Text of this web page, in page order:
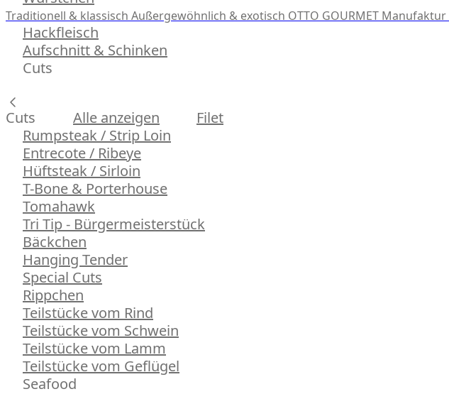
Traditionell & klassisch Außergewöhnlich & exotisch OTTO GOURMET Manufaktur
Hackfleisch
Aufschnitt & Schinken
Cuts
Cuts Alle anzeigen
Filet
Rumpsteak / Strip Loin
Entrecote / Ribeye
Hüftsteak / Sirloin
T-Bone & Porterhouse
Tomahawk
Tri Tip - Bürgermeisterstück
Bäckchen
Hanging Tender
Special Cuts
Rippchen
Teilstücke vom Rind
Teilstücke vom Schwein
Teilstücke vom Lamm
Teilstücke vom Geflügel
Seafood